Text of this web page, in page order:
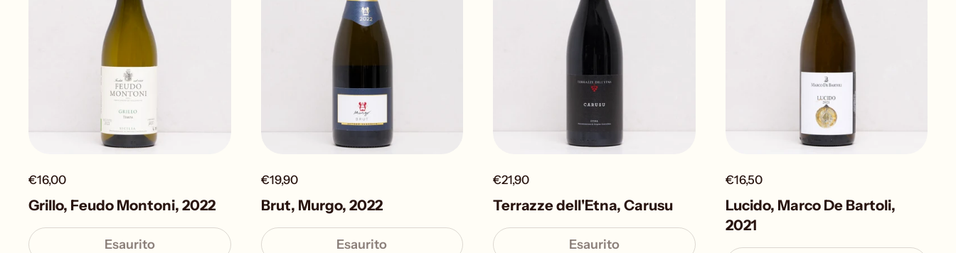
€16,00
Grillo, Feudo Montoni, 2022
Esaurito
€19,90
Brut, Murgo, 2022
Esaurito
€21,90
Terrazze dell'Etna, Carusu
Esaurito
€16,50
Lucido, Marco De Bartoli,
2021